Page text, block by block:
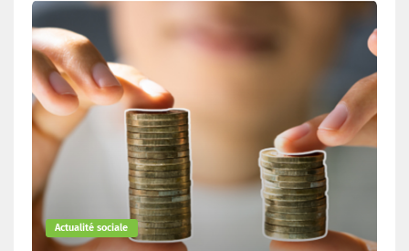
Dernières actualités
Actualité sociale